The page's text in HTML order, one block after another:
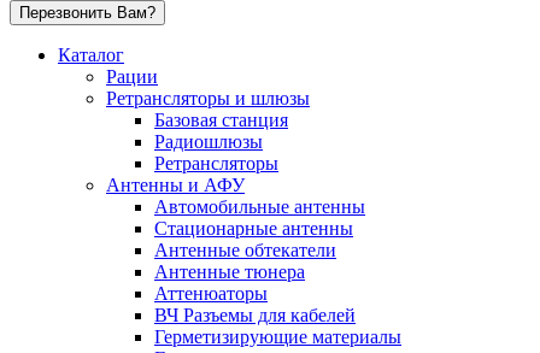
Перезвонить Вам?
Каталог
Рации
Ретрансляторы и шлюзы
Базовая станция
Радиошлюзы
Ретрансляторы
Антенны и АФУ
Автомобильные антенны
Стационарные антенны
Антенные обтекатели
Антенные тюнера
Аттенюаторы
ВЧ Разъемы для кабелей
Герметизирующие материалы